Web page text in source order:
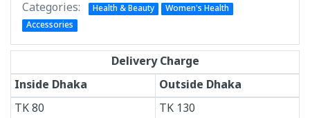
Categories: Health & Beauty
Women's Health
Accessories
Delivery Charge
Inside Dhaka
Outside Dhaka
TK80 TK 130